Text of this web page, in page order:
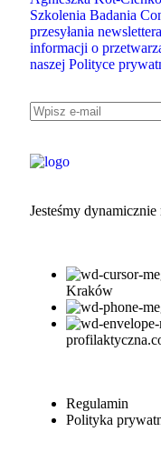
Szkolenia Badania
przesyłania
informacji o
naszej Polityce
Jesteśmy
Kraków
Regulamin
Polityka